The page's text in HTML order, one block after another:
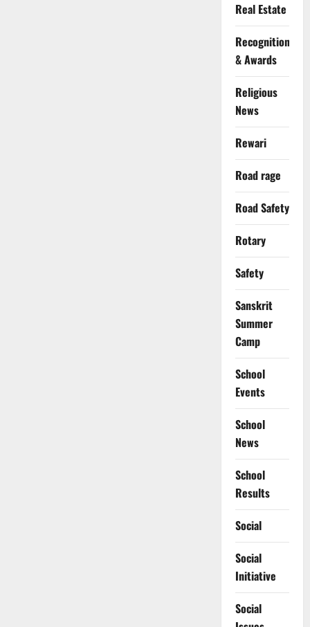
Real Estate
Recognition
& Awards
Religious
News
Rewari
Road rage
Road Safety
Rotary
Safety
Sanskrit
Summer
Camp
School
Events
School
News
School
Results
Social
Social
Initiative
Social